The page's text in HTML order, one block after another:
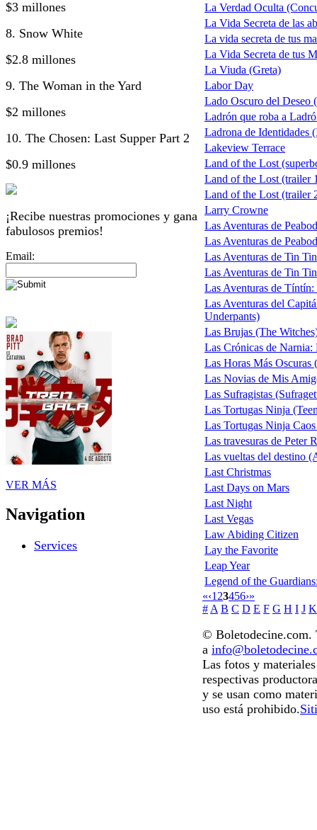
$3 millones
8. Snow White
$2.8 millones
9. The Woman in the Yard
$2 millones
10. The Chosen: Last Supper Part 2
$0.9 millones
¡Recibe nuestras promociones y gana
fabulosos premios!
Email:
VER MÁS
Navigation
Services
La Verdad Oculta
La Vida Secreta de las
La vida secreta de tus
La Vida Secreta de tus
La Viuda (Greta)
Labor Day
Lado Oscuro del
Ladrón que roba a
Ladrona de Identidades
Lakeview Terrace
Land of the Lost
Land of the Lost (trailer
Land of the Lost (trailer
Larry Crowne
Las Aventuras de
Las Aventuras de
Las Aventuras de Tin Tin
Las Aventuras de Tin
Las Aventuras de
Las Aventuras del
Underpants)
Las Brujas (The
Las Crónicas de
Las Horas Más
Las Novias de Mis
Las Sufragistas
Las Tortugas Ninja
Las Tortugas Ninja
Las travesuras de Peter
Las vueltas del destino
Last Christmas
Last Days on Mars
Last Night
Last Vegas
Law Abiding Citizen
Lay the Favorite
Leap Year
Legend of the
«‹1 23456›»
# A B C D E F G H I J K
© Boletodecine.com.
a
Las fotos y
respectivas
y se usan como
uso está prohibido.